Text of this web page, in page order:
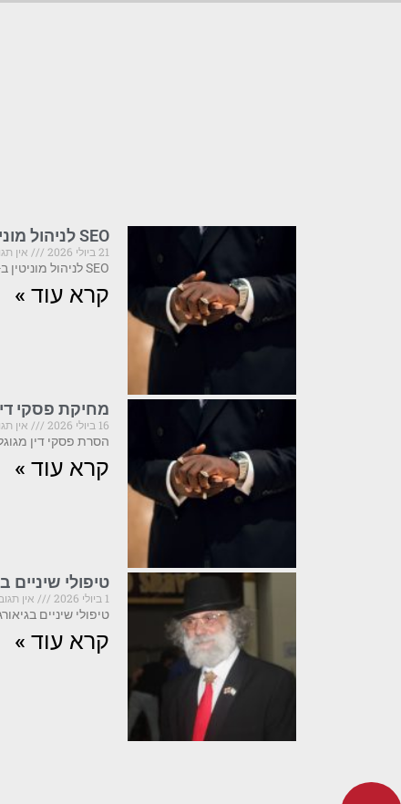
SEO לניהול מוניטין: שילוב אופטימיזציה עם דחיקת תוצאות
21 ביולי 2026
אין
SEO לניהול מוניטין ב-2026: מה קריטי לדעת לפני שהתדמית שלך נפגעת SEO לניהול מוניטין הוא
קרא עוד »
מחיקת פסקי
16 ביולי 2026
אין
הסרת פסקי דין מגוגל ב-2026: מה קריטי לדעת לפני שפועלים פסקי דין המופיעים
קרא עוד »
טיפולי
1 ביולי 2026
אין
טיפולי שיניים בגיאורגיה ב-2025: מה חובה לדעת לפני שמזמינים טיסה גיאורגיה
קרא עוד »